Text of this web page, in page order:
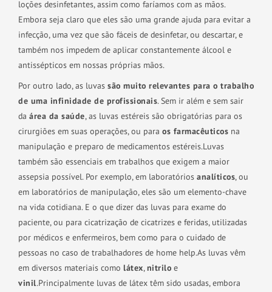
loções desinfetantes, assim como faríamos com as mãos.
Embora seja claro que eles são uma grande ajuda para evitar a
infecção, uma vez que são fáceis de desinfetar, ou descartar, e
também nos impedem de aplicar constantemente álcool e
antissépticos em nossas próprias mãos.
Por outro lado, as luvas são muito relevantes para o trabalho
de uma infinidade de profissionais. Sem ir além e sem sair
da área da saúde, as luvas estéreis são obrigatórias para os
cirurgiões em suas operações, ou para os farmacêuticos na
manipulação e preparo de medicamentos estéreis.Luvas
também são essenciais em trabalhos que exigem a maior
assepsia possível. Por exemplo, em laboratórios analíticos, ou
em laboratórios de manipulação, eles são um elemento-chave
na vida cotidiana. E o que dizer das luvas para exame do
paciente, ou para cicatrização de cicatrizes e feridas, utilizadas
por médicos e enfermeiros, bem como para o cuidado de
pessoas no caso de trabalhadores de home help.As luvas vêm
em diversos materiais como látex,nitrilo e
vinil.Principalmente luvas de látex têm sido usadas, embora